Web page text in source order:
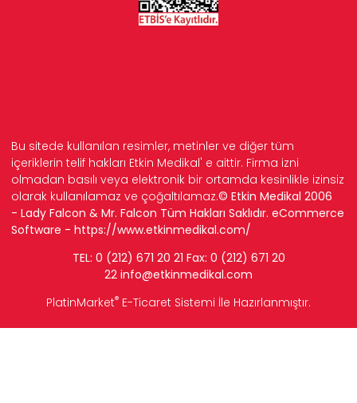
Bu sitede kullanılan resimler, metinler ve diğer tüm
içeriklerin telif hakları Etkin Medikal' e aittir. Firma izni
olmadan basılı veya elektronik bir ortamda kesinlikle izinsiz
olarak kullanılamaz ve çoğaltılamaz.© Etkin Medikal 2006
- Lady Falcon & Mr. Falcon Tüm Hakları Saklıdır. eCommerce
Software - https://www.etkinmedikal.com/
TEL: 0 (212) 671 20 21 Fax: 0 (212) 671 20
22 info@etkinmedikal.com
PlatinMarket® E-Ticaret Sistemi İle Hazırlanmıştır.